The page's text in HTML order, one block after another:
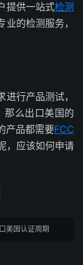
提供一站式检测
的检测服务，
行产品测试，
那么出口美国的
产品都需要FCC
，应该如何申请
美国认证周期